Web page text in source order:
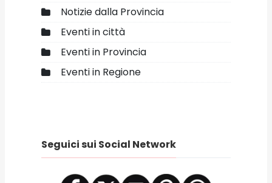
Notizie dalla Provincia
Eventi in città
Eventi in Provincia
Eventi in Regione
Seguici sui Social Network